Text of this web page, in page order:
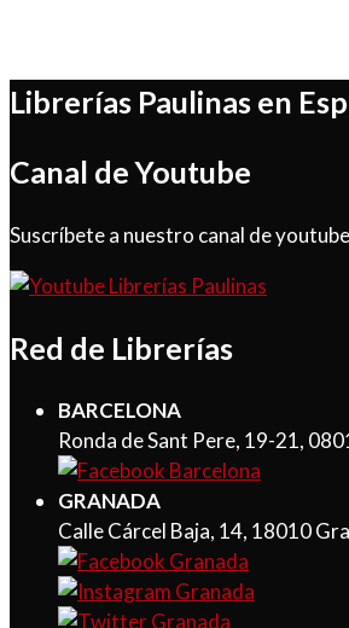
Librerías Paulinas en
Canal de Youtube
Suscríbete a nuestro canal de
Red de Librerías
BARCELONA
Ronda de Sant Pere, 19-21,
GRANADA
Calle Cárcel Baja, 14, 18010